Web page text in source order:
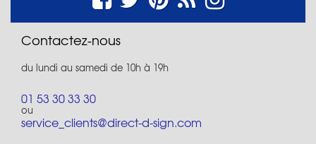
Contactez-nous
du lundi au samedi de 10h à 19h
01 53 30 33 30
ou
service_clients@direct-d-sign.com